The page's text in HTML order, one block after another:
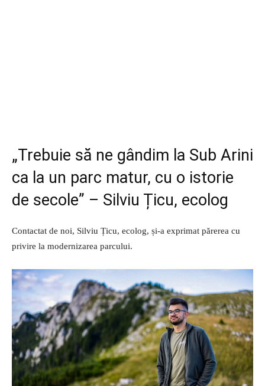
„Trebuie să ne gândim la Sub Arini
ca la un parc matur, cu o istorie
de secole” – Silviu Țicu, ecolog
Contactat de noi, Silviu Țicu, ecolog, și-a exprimat părerea cu
privire la modernizarea parcului.